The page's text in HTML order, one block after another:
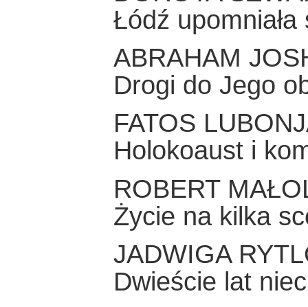
Łódź
ABRAHAM
Drogi do Jego
FATOS
Holokoaust i
ROBERT
Życie na kilka
JADWIGA
Dwieście lat